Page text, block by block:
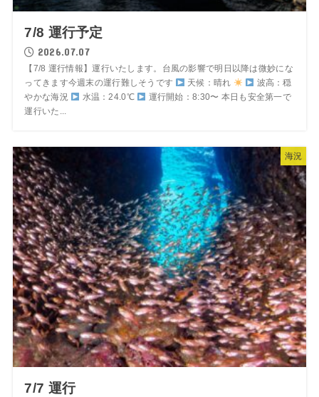
7/8 運行予定
2026.07.07
【7/8 運行情報】運行いたします。台風の影響で明日以降は微妙にな
ってきます今週末の運行難しそうです
天候：晴れ
波高：穏
やかな海況
水温：24.0℃
運行開始：8:30〜 本日も安全第一で
運行いた...
海況
7/7 運行